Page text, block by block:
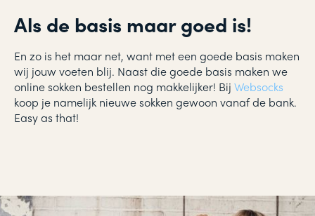
Als de basis maar goed is!
En zo is het maar net, want met een goede basis maken
wij jouw voeten blij. Naast die goede basis maken we
online sokken bestellen nog makkelijker! Bij Websocks
koop je namelijk nieuwe sokken gewoon vanaf de bank.
Easy as that!